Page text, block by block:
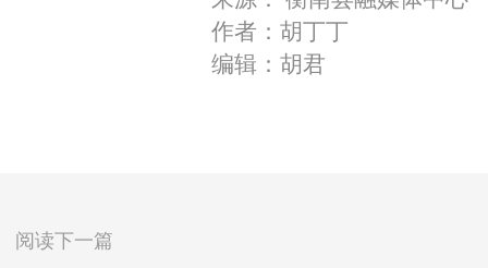
作者：胡丁丁
编辑：胡君
阅读下一篇